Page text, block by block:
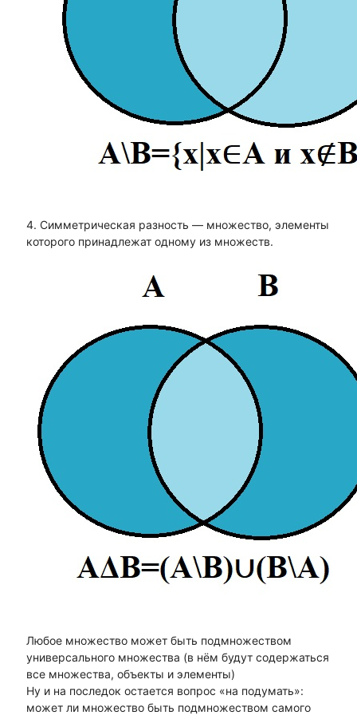
4. Симметрическая разность — множество, элементы
которого принадлежат одному из множеств.
Любое множество может быть подмножеством
универсального множества (в нём будут содержаться
все множества, объекты и элементы)
Ну и на последок остается вопрос «на подумать»:
может ли множество быть подмножеством самого